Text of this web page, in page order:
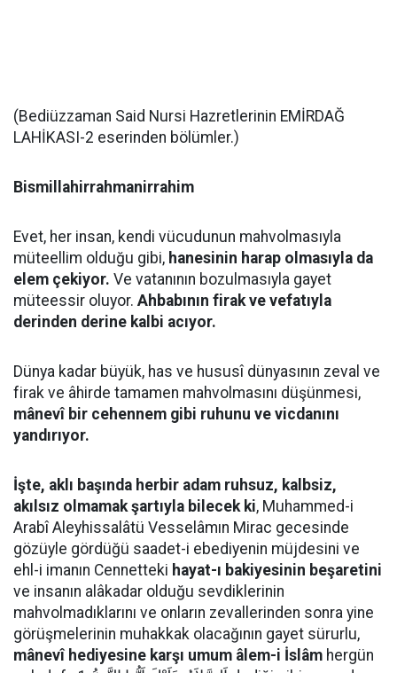
(Bediüzzaman Said Nursi Hazretlerinin EMİRDAĞ
LAHİKASI-2 eserinden bölümler.)
Bismillahirrahmanirrahim
Evet, her insan, kendi vücudunun mahvolmasıyla
müteellim olduğu gibi, hanesinin harap olmasıyla da
elem çekiyor. Ve vatanının bozulmasıyla gayet
müteessir oluyor. Ahbabının firak ve vefatıyla
derinden derine kalbi acıyor.
Dünya kadar büyük, has ve hususî dünyasının zeval ve
firak ve âhirde tamamen mahvolmasını düşünmesi,
mânevî bir cehennem gibi ruhunu ve vicdanını
yandırıyor.
İşte, aklı başında herbir adam ruhsuz, kalbsiz,
akılsız olmamak şartıyla bilecek ki, Muhammed-i
Arabî Aleyhissalâtü Vesselâmın Mirac gecesinde
gözüyle gördüğü saadet-i ebediyenin müjdesini ve
ehl-i imanın Cennetteki hayat-ı bakiyesinin beşaretini
ve insanın alâkadar olduğu sevdiklerinin
mahvolmadıklarını ve onların zevallerinden sonra yine
görüşmelerinin muhakkak olacağının gayet sürurlu,
mânevî hediyesine karşı umum âlem-i İslâm hergün